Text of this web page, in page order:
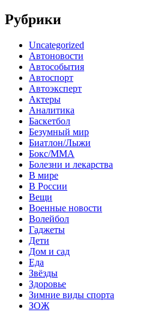
Рубрики
Uncategorized
Автоновости
Автособытия
Автоспорт
Автоэксперт
Актеры
Аналитика
Баскетбол
Безумный мир
Биатлон/Лыжи
Бокс/MMA
Болезни и лекарства
В мире
В России
Вещи
Военные новости
Волейбол
Гаджеты
Дети
Дом и сад
Еда
Звёзды
Здоровье
Зимние виды спорта
ЗОЖ